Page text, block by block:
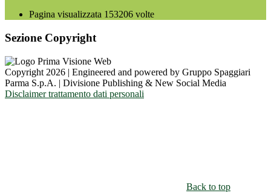
Pagina visualizzata 153206 volte
Sezione Copyright
Copyright 2026 | Engineered and powered by Gruppo Spaggiari
Parma S.p.A. | Divisione Publishing & New Social Media
Disclaimer trattamento dati personali
Back to top